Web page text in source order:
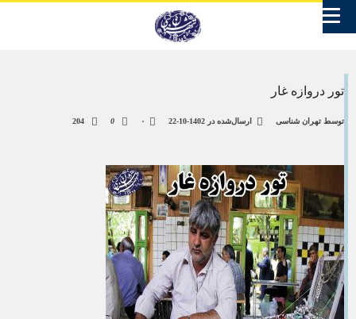
تور دروازه غار
توسط تهران شناسی ارسال‌شده در 1402-10-22 ۰ 0